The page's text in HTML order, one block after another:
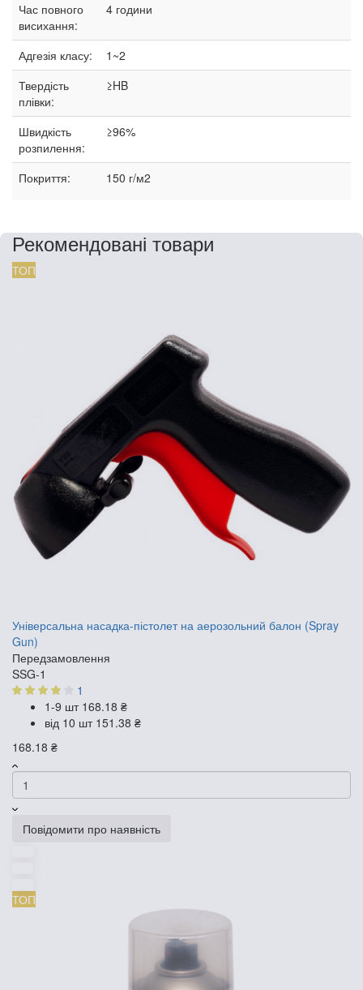
Час повного
висихання:
4 години
Адгезія класу:
1~2
Твердість
плівки:
≥HB
Швидкість
розпилення:
≥96%
Покриття: 150 г/м2
Рекомендовані товари
ТОП
Універсальна насадка-пістолет на аерозольний балон (Spray
Gun)
Передзамовлення
SSG-1
1
1-9 шт 168.18 ₴
від 10 шт 151.38 ₴
168.18 ₴
Повідомити про наявність
ТОП